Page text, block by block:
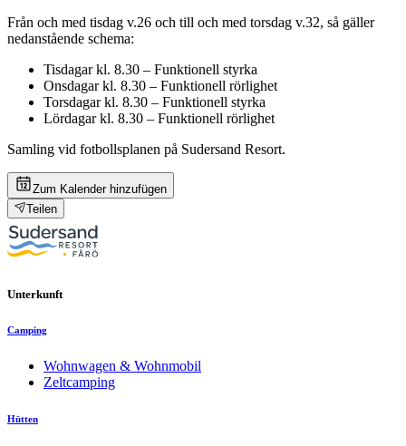
Från och med tisdag v.26 och till och med torsdag v.32, så gäller
nedanstående schema:
Tisdagar kl. 8.30 – Funktionell styrka
Onsdagar kl. 8.30 – Funktionell rörlighet
Torsdagar kl. 8.30 – Funktionell styrka
Lördagar kl. 8.30 – Funktionell rörlighet
Samling vid fotbollsplanen på Sudersand Resort.
Zum Kalender hinzufügen
Teilen
Unterkunft
Camping
Wohnwagen & Wohnmobil
Zeltcamping
Hütten